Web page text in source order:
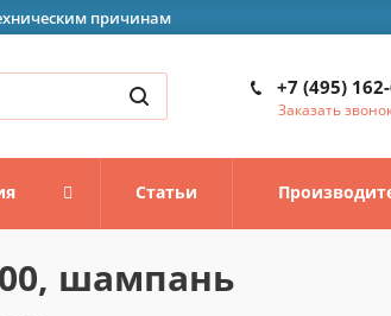
причинам
+7 (495)
Заказать
Статьи
шампань